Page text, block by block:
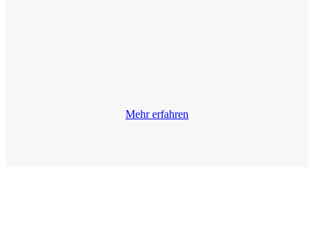
Mehr erfahren